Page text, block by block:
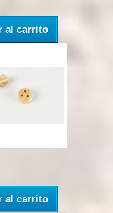
al carrito
al carrito